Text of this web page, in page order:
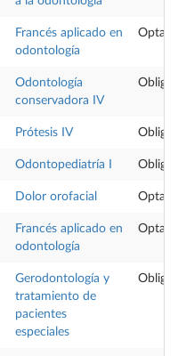
Francés aplicado en
odontología
Odontología
conservadora IV
Prótesis IV
Odontopediatría I
Dolor orofacial
Francés aplicado en
odontología
Gerodontología y
tratamiento de
pacientes
especiales